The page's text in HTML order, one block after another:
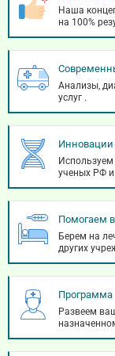
Наша
на 100%
Анализы,
услуг .
Инновации
ученых РФ
Помогаем
Берем на
других
Программа
Развеем